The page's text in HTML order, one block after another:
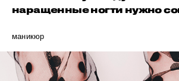
наращенные ногти нужно
маникюр